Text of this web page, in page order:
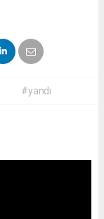
#yandı